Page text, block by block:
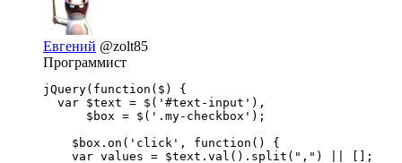
Евгений @zolt85
Программист
jQuery(function($) {
  var $text = $('#text-input'),
      $box = $('.my-checkbox');
    $box.on('click', function() {
    var values = $text.val().split(",") || [];